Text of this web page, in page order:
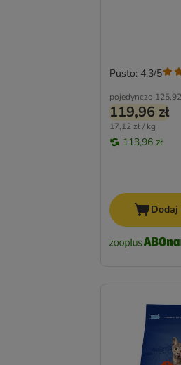
pojedynczo
119,96 zł
17,12 zł / kg
113,96 zł
Pusto: 4.3/5
Dodaj